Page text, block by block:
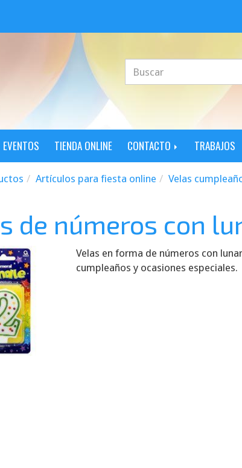
EVENTOS TIENDA ONLINE CONTACTO TRABAJOS
Artículos para fiesta online Velas
de números con
Velas en forma de números con
cumpleaños y ocasiones especiales.